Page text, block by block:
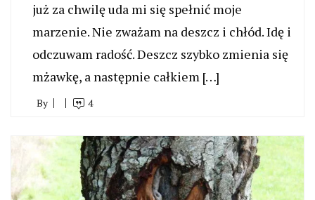
już za chwilę uda mi się spełnić moje
marzenie. Nie zważam na deszcz i chłód. Idę i
odczuwam radość. Deszcz szybko zmienia się
mżawkę, a następnie całkiem […]
By 4